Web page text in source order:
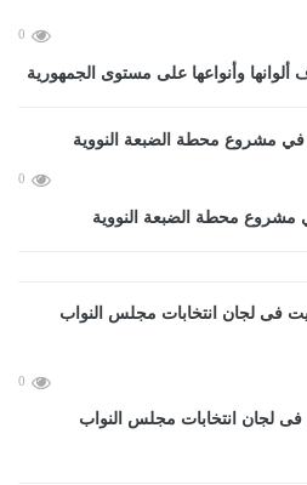
0
وأنواعها على مستوى الجمهورية
0
محطة الضبعة النووية
0
فى لجان انتخابات مجلس النواب